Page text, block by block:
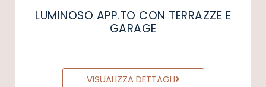
LUMINOSO APP.TO CON TERRAZZE E
GARAGE
VISUALIZZA DETTAGLI